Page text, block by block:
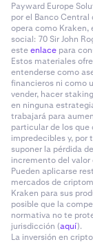
Payward Europe
por el Banco
opera como Kraken,
social: 70 Sir John
esteenlace para
Estos materiales
entenderse como
financieros ni como
vender, hacer
en ninguna
trabajará para
particular de los
impredecibles y, por
suponer la pérdida
incremento del
Pueden aplicarse
mercados de
Kraken para sus
posible que la
normativa no te
jurisdicción (aquí).
La inversión en